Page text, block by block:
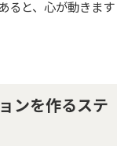
ると、心が動きます
ンを作るステ